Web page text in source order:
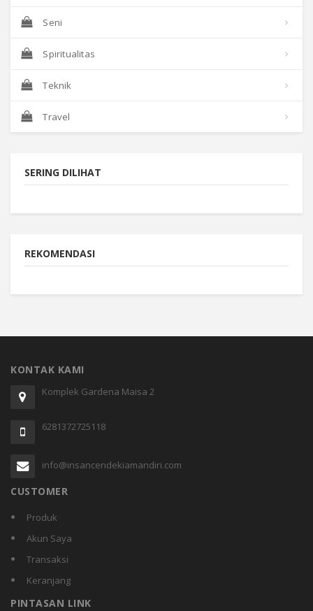
Seni
Spiritualitas
Teknik
Travel
SERING DILIHAT
REKOMENDASI
KONTAK KAMI
Komplek Gardena Maisa 2
6281372725118
info@insancendekiamandiri.com
CUSTOMER
Produk
Akun Saya
Transaksi
Keranjang
PINTASAN LINK